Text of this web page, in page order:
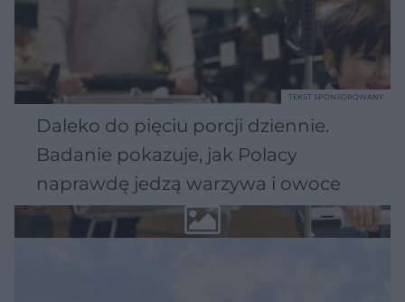
Daleko do pięciu porcji dziennie.
Badanie pokazuje, jak Polacy
naprawdę jedzą warzywa i owoce
TEKST SPONSOROWANY